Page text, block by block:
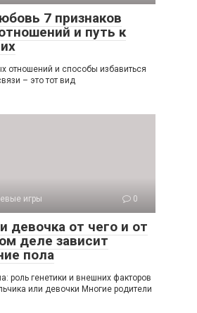
7 признаков
и путь к
отношений и способы избавиться
– это тот вид
игры 0
девочка от чего и от
деле зависит
пола
роль генетики и внешних факторов
или девочки Многие родители